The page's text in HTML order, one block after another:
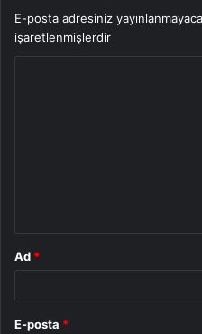
E-posta adresiniz
işaretlenmişlerdir
Ad *
E-posta *